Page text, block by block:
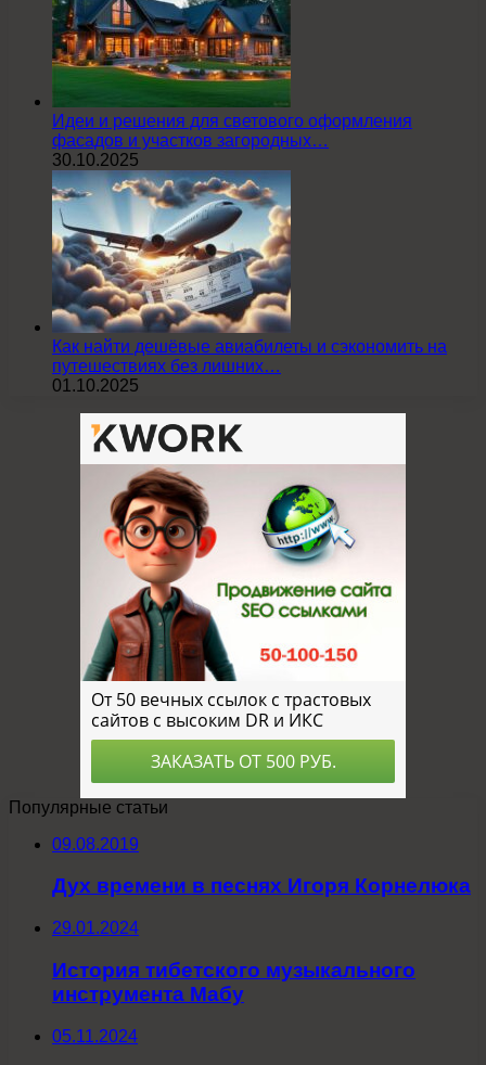
Идеи и решения для светового оформления
фасадов и участков загородных…
30.10.2025
Как найти дешёвые авиабилеты и сэкономить на
путешествиях без лишних…
01.10.2025
Популярные статьи
09.08.2019
Дух времени в песнях Игоря Корнелюка
29.01.2024
История тибетского музыкального
инструмента Мабу
05.11.2024